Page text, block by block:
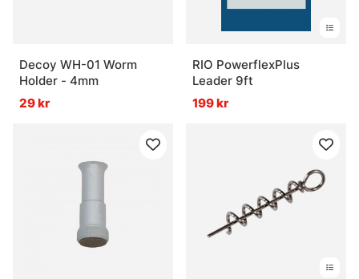
Decoy WH-01 Worm
Holder - 4mm
29 kr
RIO PowerflexPlus
Leader 9ft
199 kr